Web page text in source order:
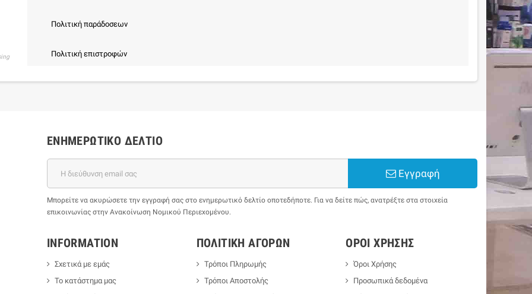
Πολιτική παράδοσεων
Πολιτική επιστροφών
ΕΝΗΜΕΡΩΤΙΚΌ ΔΕΛΤΊΟ
Εγγραφή
Μπορείτε να ακυρώσετε την εγγραφή σας στο ενημερωτικό δελτίο οποτεδήποτε. Για να δείτε πώς, ανατρέξτε στα στοιχεία
επικοινωνίας στην Ανακοίνωση Νομικού Περιεχομένου.
INFORMATION
Σχετικά με εμάς
Το κατάστημα μας
ΠΟΛΙΤΙΚΉ ΑΓΟΡΏΝ
Τρόποι Πληρωμής
Τρόποι Αποστολής
ΌΡΟΙ ΧΡΉΣΗΣ
Όροι Χρήσης
Προσωπικά δεδομένα